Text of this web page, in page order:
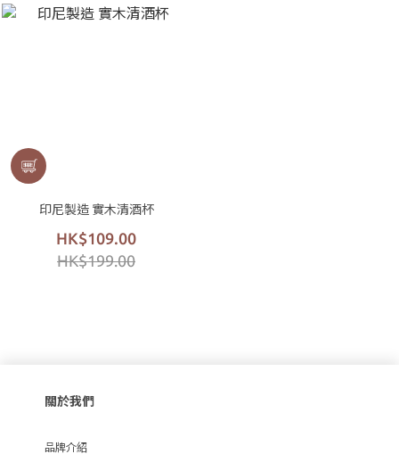
印尼製造 實木清酒杯
HK$109.00
HK$199.00
關於我們
品牌介紹